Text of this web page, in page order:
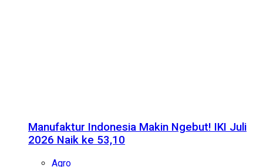
Manufaktur Indonesia Makin Ngebut! IKI Juli
2026 Naik ke 53,10
Agro